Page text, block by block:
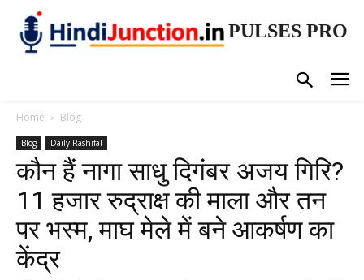
PULSES PRO
Home Blog
Blog Daily Rashifal
कौन हैं नागा साधु दिगंबर अजय गिरि?
11 हजार रुद्राक्ष की माला और तन
पर भस्म, माघ मेले में बने आकर्षण का
केंद्र